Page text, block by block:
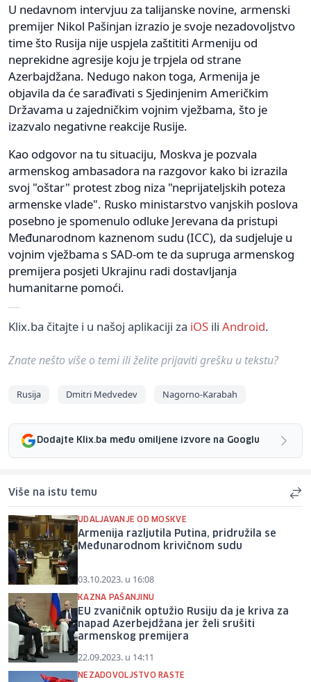
U nedavnom intervjuu za talijanske novine, armenski
premijer Nikol Pašinjan izrazio je svoje nezadovoljstvo
time što Rusija nije uspjela zaštititi Armeniju od
neprekidne agresije koju je trpjela od strane
Azerbajdžana. Nedugo nakon toga, Armenija je
objavila da će sarađivati s Sjedinjenim Američkim
Državama u zajedničkim vojnim vježbama, što je
izazvalo negativne reakcije Rusije.
Kao odgovor na tu situaciju, Moskva je pozvala
armenskog ambasadora na razgovor kako bi izrazila
svoj "oštar" protest zbog niza "neprijateljskih poteza
armenske vlade". Rusko ministarstvo vanjskih poslova
posebno je spomenulo odluke Jerevana da pristupi
Međunarodnom kaznenom sudu (ICC), da sudjeluje u
vojnim vježbama s SAD-om te da supruga armenskog
premijera posjeti Ukrajinu radi dostavljanja
humanitarne pomoći.
Klix.ba čitajte i u našoj aplikaciji za iOS ili Android.
Znate nešto više o temi ili želite prijaviti grešku u tekstu?
Rusija Dmitri Medvedev Nagorno-Karabah
Dodajte Klix.ba među omiljene izvore na Googlu
Više na istu temu
UDALJAVANJE OD MOSKVE
Armenija razljutila Putina, pridružila se
Međunarodnom krivičnom sudu
03.10.2023. u 16:08
KAZNA PAŠANJINU
EU zvaničnik optužio Rusiju da je kriva za
napad Azerbejdžana jer želi srušiti
armenskog premijera
22.09.2023. u 14:11
NEZADOVOLJSTVO RASTE